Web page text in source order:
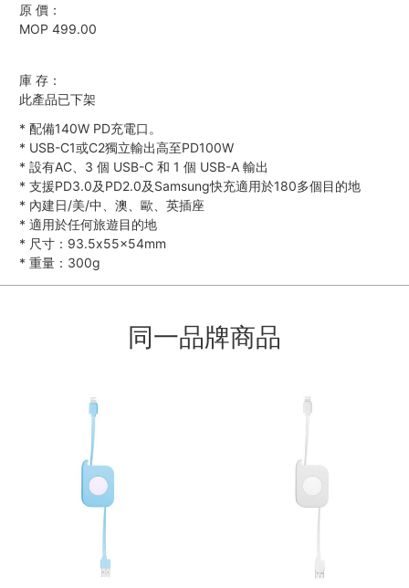
原 價：
MOP 499.00
庫 存：
此產品已下架
* 配備140W PD充電口。
* USB-C1或C2獨立輸出高至PD100W
* 設有AC、3 個 USB-C 和 1 個 USB-A 輸出
* 支援PD3.0及PD2.0及Samsung快充適用於180多個目的地
* 內建日/美/中、澳、歐、英插座
* 適用於任何旅遊目的地
* 尺寸：93.5x55x54mm
* 重量：300g
同一品牌商品